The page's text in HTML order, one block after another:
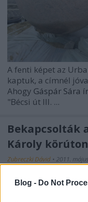
Blog - Do Not
A fenti képet az
kaptuk, a címnél
Ahogy Gáspár Sára
"Bécsi út III. ...
Bekapcsolták
Károly körúton
Zubreczki Dávid • 2011.